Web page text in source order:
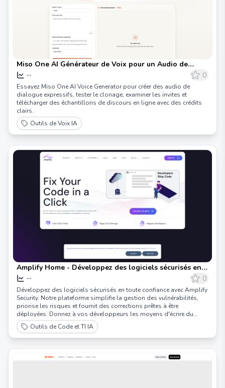
Miso One AI Générateur de Voix pour un Audio de
Dialogue Expressif
-- 0
Essayez Miso One AI Voice Generator pour créer des audio de
dialogue expressifs, tester le clonage, examiner les invites et
télécharger des échantillons de discours en ligne avec des crédits
clairs.
Outils de Voix IA
Amplify Home - Développez des logiciels sécurisés en
toute confiance
-- 0
Développez des logiciels sécurisés en toute confiance avec Amplify
Security. Notre plateforme simplifie la gestion des vulnérabilités,
priorise les risques et fournit des corrections prêtes à être
déployées. Donnez à vos développeurs les moyens d'écrire du
code sécurisé sans sacrifier le temps de mise sur le marché.
Réservez une démo dès aujourd'hui !
Outils de Code et TI IA